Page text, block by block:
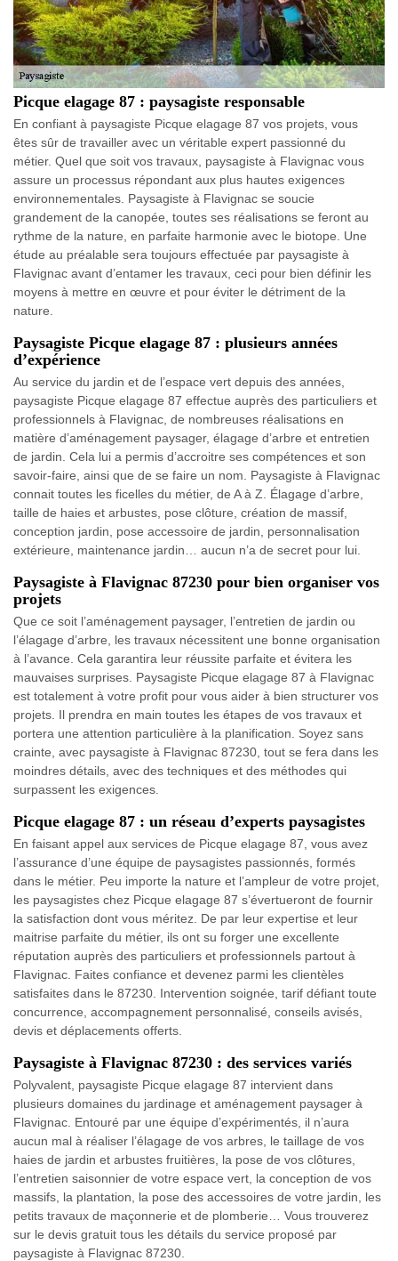
Picque elagage 87 : paysagiste responsable
En confiant à paysagiste Picque elagage 87 vos projets, vous
êtes sûr de travailler avec un véritable expert passionné du
métier. Quel que soit vos travaux, paysagiste à Flavignac vous
assure un processus répondant aux plus hautes exigences
environnementales. Paysagiste à Flavignac se soucie
grandement de la canopée, toutes ses réalisations se feront au
rythme de la nature, en parfaite harmonie avec le biotope. Une
étude au préalable sera toujours effectuée par paysagiste à
Flavignac avant d’entamer les travaux, ceci pour bien définir les
moyens à mettre en œuvre et pour éviter le détriment de la
nature.
Paysagiste Picque elagage 87 : plusieurs années
d’expérience
Au service du jardin et de l’espace vert depuis des années,
paysagiste Picque elagage 87 effectue auprès des particuliers et
professionnels à Flavignac, de nombreuses réalisations en
matière d’aménagement paysager, élagage d’arbre et entretien
de jardin. Cela lui a permis d’accroitre ses compétences et son
savoir-faire, ainsi que de se faire un nom. Paysagiste à Flavignac
connait toutes les ficelles du métier, de A à Z. Élagage d’arbre,
taille de haies et arbustes, pose clôture, création de massif,
conception jardin, pose accessoire de jardin, personnalisation
extérieure, maintenance jardin… aucun n’a de secret pour lui.
Paysagiste à Flavignac 87230 pour bien organiser vos
projets
Que ce soit l’aménagement paysager, l’entretien de jardin ou
l’élagage d’arbre, les travaux nécessitent une bonne organisation
à l’avance. Cela garantira leur réussite parfaite et évitera les
mauvaises surprises. Paysagiste Picque elagage 87 à Flavignac
est totalement à votre profit pour vous aider à bien structurer vos
projets. Il prendra en main toutes les étapes de vos travaux et
portera une attention particulière à la planification. Soyez sans
crainte, avec paysagiste à Flavignac 87230, tout se fera dans les
moindres détails, avec des techniques et des méthodes qui
surpassent les exigences.
Picque elagage 87 : un réseau d’experts paysagistes
En faisant appel aux services de Picque elagage 87, vous avez
l’assurance d’une équipe de paysagistes passionnés, formés
dans le métier. Peu importe la nature et l’ampleur de votre projet,
les paysagistes chez Picque elagage 87 s’évertueront de fournir
la satisfaction dont vous méritez. De par leur expertise et leur
maitrise parfaite du métier, ils ont su forger une excellente
réputation auprès des particuliers et professionnels partout à
Flavignac. Faites confiance et devenez parmi les clientèles
satisfaites dans le 87230. Intervention soignée, tarif défiant toute
concurrence, accompagnement personnalisé, conseils avisés,
devis et déplacements offerts.
Paysagiste à Flavignac 87230 : des services variés
Polyvalent, paysagiste Picque elagage 87 intervient dans
plusieurs domaines du jardinage et aménagement paysager à
Flavignac. Entouré par une équipe d’expérimentés, il n’aura
aucun mal à réaliser l’élagage de vos arbres, le taillage de vos
haies de jardin et arbustes fruitières, la pose de vos clôtures,
l’entretien saisonnier de votre espace vert, la conception de vos
massifs, la plantation, la pose des accessoires de votre jardin, les
petits travaux de maçonnerie et de plomberie… Vous trouverez
sur le devis gratuit tous les détails du service proposé par
paysagiste à Flavignac 87230.